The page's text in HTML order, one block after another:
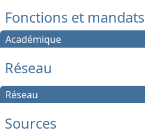
Fonctions et mandats
Académique
Réseau
Réseau
Sources